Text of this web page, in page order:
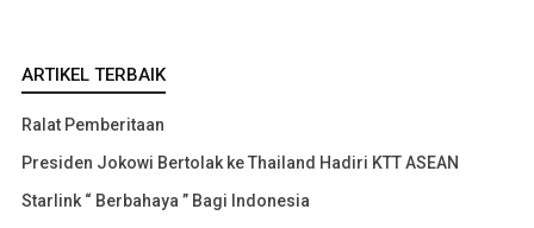
ARTIKEL TERBAIK
Ralat Pemberitaan
Presiden Jokowi Bertolak ke Thailand Hadiri KTT ASEAN
Starlink “ Berbahaya ” Bagi Indonesia